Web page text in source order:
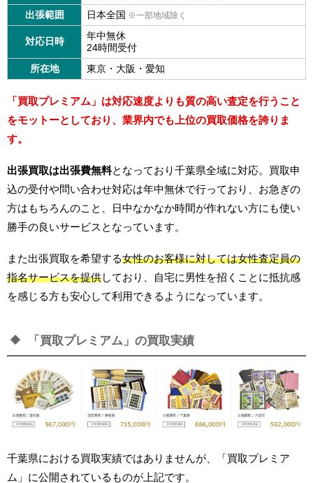
出張範囲 日本全国 ※一部地域除く
対応日時
年中無休
24時間受付
所在地 東京・大阪・愛知
「買取プレミアム」は対応速度よりも質の高い査定を行うこと
をモットーとしており、業界内でも上位の買取価格を誇りま
す。
出張買取は出張費無料となっており千葉県全域に対応。買取申
込の受付や問い合わせ対応は年中無休で行っており、お急ぎの
方はもちろんのこと、日中なかなか時間が作れない方にも使い
勝手の良いサービスとなっています。
また出張買取を希望する女性のお客様に対しては女性査定員の
指名サービスを提供 しており、自宅に男性を招くことに抵抗感
を感じる方も安心して利用できるようになっています。
「買取プレミアム」の買取実績
千葉県における買取実績ではありませんが、「買取プレミア
ム」に公開されているものが上記です。